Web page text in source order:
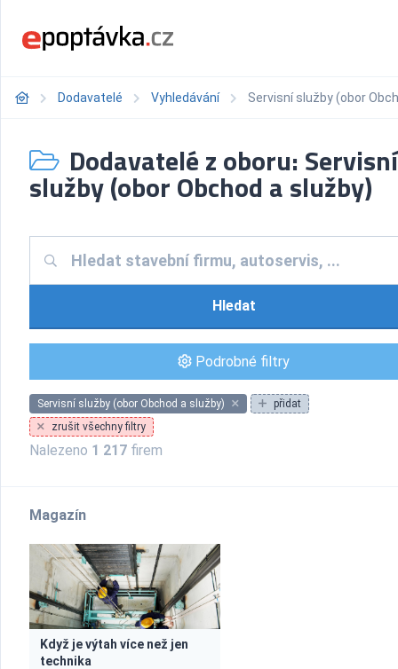
Dodavatelé Vyhledávání Servisní služby (obor
Dodavatelé z oboru: Servisní
služby (obor Obchod a služby)
Hledat
Podrobné filtry
Servisní služby (obor Obchod a služby)
přidat
zrušit všechny filtry
Nalezeno 1 217 firem
Magazín
Když je výtah více než jen
technika